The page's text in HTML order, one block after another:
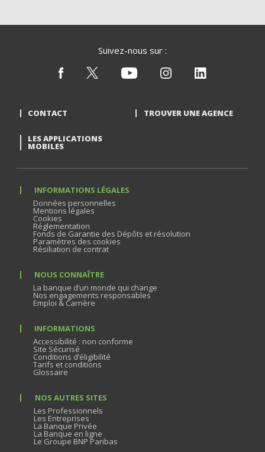
Suivez-nous sur :
CONTACT TROUVER UNE AGENCE
LES APPLICATIONS
MOBILES
INFORMATIONS LÉGALES
Données personnelles
Mentions légales
Cookies
Réglementation
Fonds de Garantie des Dépôts et résolution
Paramètres des cookies
Résiliation de contrat
NOUS CONNAÎTRE
La banque d’un monde qui change
Nos engagements responsables
Emploi & Carrière
INFORMATIONS
Accessibilité : non conforme
Site Sécurisé
Conditions d’éligibilité
Tarifs et conditions
Glossaire
NOS AUTRES SITES
Les Professionnels
Les Entreprises
La Banque Privée
La Banque en ligne
Le Groupe BNP Paribas